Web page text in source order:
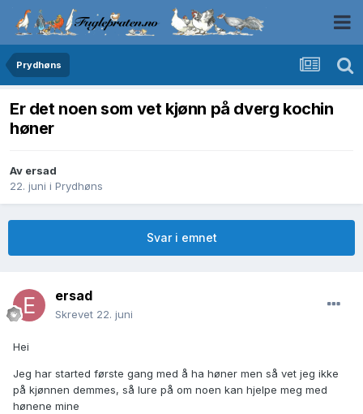
Prydhøns
Er det noen som vet kjønn på dverg kochin
høner
Av ersad
22. juni i Prydhøns
Svar i emnet
ersad
Skrevet 22. juni
Hei
Jeg har started første gang med å ha høner men så vet jeg ikke
på kjønnen demmes, så lure på om noen kan hjelpe meg med
hønene mine